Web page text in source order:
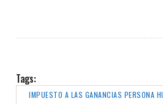
Tags:
IMPUESTO A LAS GANANCIAS PERSONA